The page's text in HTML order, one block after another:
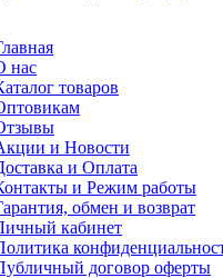
нас
товаров
и Новости
и Оплата
и Режим работы
обмен и возврат
кабинет
договор оферты